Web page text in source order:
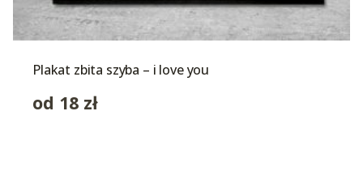
Plakat zbita szyba – i love you
od 18 zł